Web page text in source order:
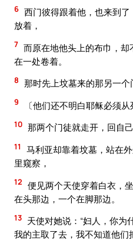
6 西门彼得跟着他，也来到
放着，
7 而原在地他头上的布巾，
在一处卷着。
8 那时先上坟墓来的那另一个
9 〔他们还不明白耶稣必须
10 那两个门徒就走开，回自己
11
马利亚却靠着坟墓，站在
里窥察，
12 便见两个天使穿着白衣，
在头那边，一个在脚那边。
13 天使对她说：“妇人，你为
我的主取了去，我不知道他们